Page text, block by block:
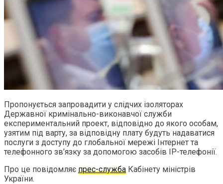
Пропонується запровадити у слідчих ізоляторах
Державної кримінально-виконавчої служби
експериментальний проект, відповідно до якого особам,
узятим під варту, за відповідну плату будуть надаватися
послуги з доступу до глобальної мережі Інтернет та
телефонного зв’язку за допомогою засобів ІР-телефонії.
Про це повідомляє прес-служба Кабінету міністрів
України.